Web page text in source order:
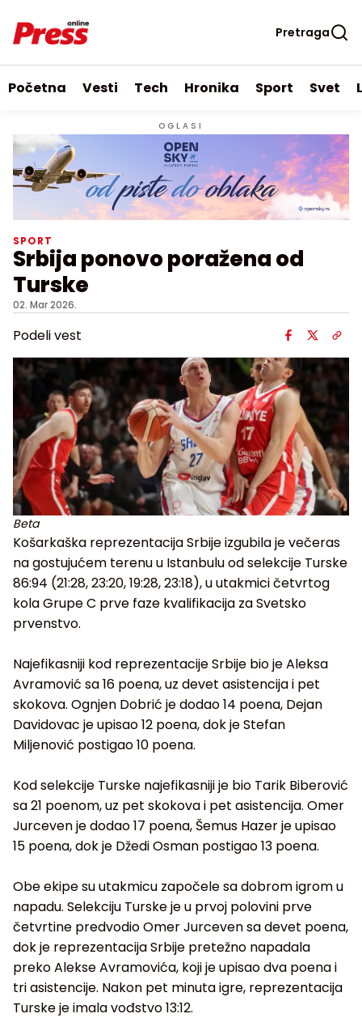
Pretraga
Početna Vesti Tech Hronika Sport Svet
OGLASI
SPORT
Srbija ponovo poražena od
Turske
02. Mar 2026.
Podeli vest
Beta
Košarkaška reprezentacija Srbije izgubila je večeras
na gostujućem terenu u Istanbulu od selekcije Turske
86:94 (21:28, 23:20, 19:28, 23:18), u utakmici četvrtog
kola Grupe C prve faze kvalifikacija za Svetsko
prvenstvo.
Najefikasniji kod reprezentacije Srbije bio je Aleksa
Avramović sa 16 poena, uz devet asistencija i pet
skokova. Ognjen Dobrić je dodao 14 poena, Dejan
Davidovac je upisao 12 poena, dok je Stefan
Miljenović postigao 10 poena.
Kod selekcije Turske najefikasniji je bio Tarik Biberović
sa 21 poenom, uz pet skokova i pet asistencija. Omer
Jurceven je dodao 17 poena, Šemus Hazer je upisao
15 poena, dok je Džedi Osman postigao 13 poena.
Obe ekipe su utakmicu započele sa dobrom igrom u
napadu. Selekciju Turske je u prvoj polovini prve
četvrtine predvodio Omer Jurceven sa devet poena,
dok je reprezentacija Srbije pretežno napadala
preko Alekse Avramovića, koji je upisao dva poena i
tri asistencije. Nakon pet minuta igre, reprezentacija
Turske je imala vođstvo 13:12.